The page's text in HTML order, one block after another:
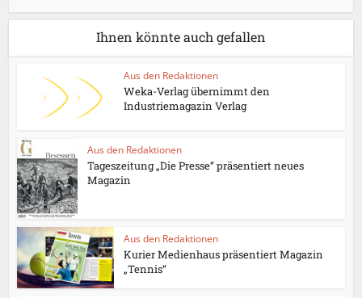
Ihnen könnte auch gefallen
Aus den Redaktionen
Weka-Verlag übernimmt den
Industriemagazin Verlag
Aus den Redaktionen
Tageszeitung „Die Presse“ präsentiert neues
Magazin
Aus den Redaktionen
Kurier Medienhaus präsentiert Magazin
„Tennis“